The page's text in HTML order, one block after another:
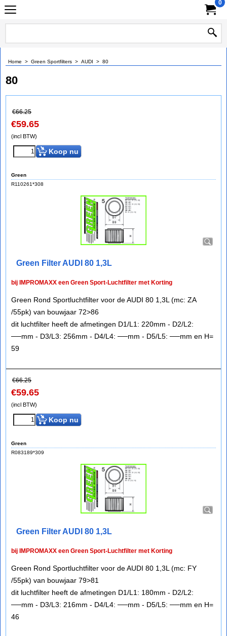
0
Home > Green Sportfilters > AUDI > 80
80
€66.25
€59.65
(incl BTW)
Koop nu
Green
R110261*308
Green Filter AUDI 80 1,3L
bij IMPROMAXX een Green Sport-Luchtfilter met Korting
Green Rond Sportluchtfilter voor de AUDI 80 1,3L (mc: ZA
/55pk) van bouwjaar 72>86
dit luchtfilter heeft de afmetingen D1/L1: 220mm - D2/L2:
──mm - D3/L3: 256mm - D4/L4: ──mm - D5/L5: ──mm en H=
59
€66.25
€59.65
(incl BTW)
Koop nu
Green
R083189*309
Green Filter AUDI 80 1,3L
bij IMPROMAXX een Green Sport-Luchtfilter met Korting
Green Rond Sportluchtfilter voor de AUDI 80 1,3L (mc: FY
/55pk) van bouwjaar 79>81
dit luchtfilter heeft de afmetingen D1/L1: 180mm - D2/L2:
──mm - D3/L3: 216mm - D4/L4: ──mm - D5/L5: ──mm en H=
46